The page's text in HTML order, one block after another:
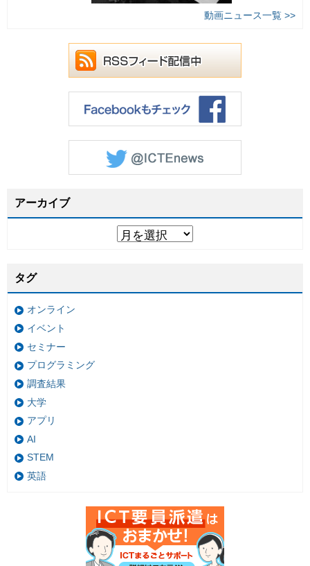
動画ニュース一覧 >>
アーカイブ
タグ
オンライン
イベント
セミナー
プログラミング
調査結果
大学
アプリ
AI
STEM
英語